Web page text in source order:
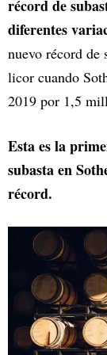
récord de
diferentes
nuevo récord de
licor cuando
2019 por 1,5
Esta es la
subasta en
récord.